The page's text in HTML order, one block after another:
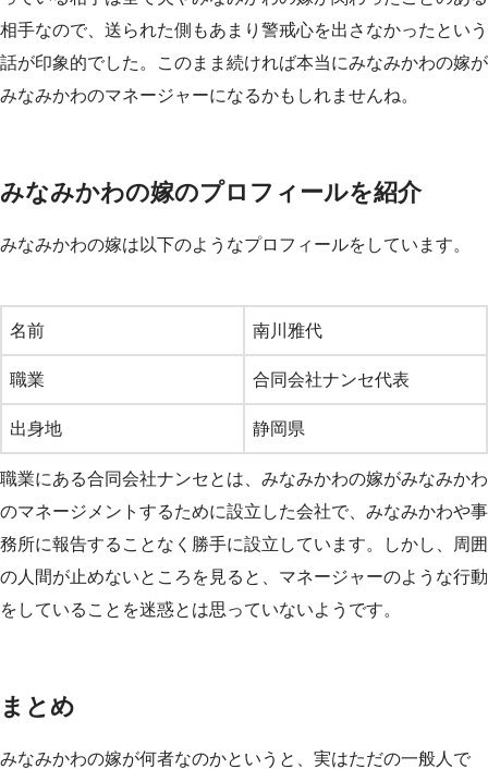
相手なので、送られた側もあまり警戒心を出さなかったという
話が印象的でした。このまま続ければ本当にみなみかわの嫁が
みなみかわのマネージャーになるかもしれませんね。
みなみかわの嫁のプロフィールを紹介
みなみかわの嫁は以下のようなプロフィールをしています。
名前 南川雅代
職業 合同会社ナンセ代表
出身地 静岡県
職業にある合同会社ナンセとは、みなみかわの嫁がみなみかわ
のマネージメントするために設立した会社で、みなみかわや事
務所に報告することなく勝手に設立しています。しかし、周囲
の人間が止めないところを見ると、マネージャーのような行動
をしていることを迷惑とは思っていないようです。
まとめ
みなみかわの嫁が何者なのかというと、実はただの一般人で